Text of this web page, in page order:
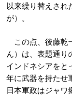
以来繰り替えされ
が）。
この点、後藤乾
ん）は、表題通り
インドネシアをと
年に武器を持たせ
日本軍政はジャワ